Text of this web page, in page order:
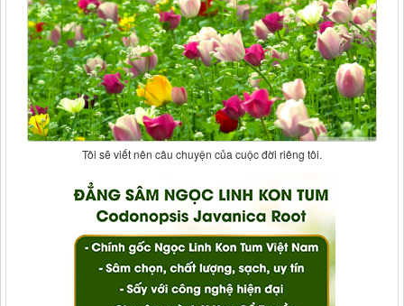
Tôi sẽ viết nên câu chuyện của cuộc đời riêng tôi.